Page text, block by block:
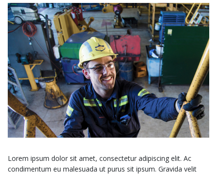
Lorem ipsum dolor sit amet, consectetur adipiscing elit. Ac
condimentum eu malesuada ut purus sit ipsum. Gravida velit